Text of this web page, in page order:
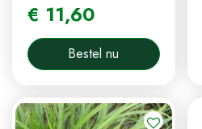
€ 11,60
Bestel nu